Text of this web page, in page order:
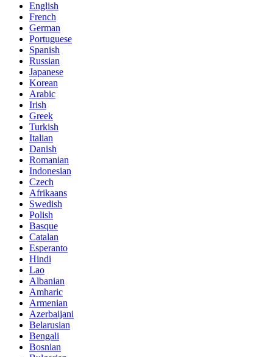
English
French
German
Portuguese
Spanish
Russian
Japanese
Korean
Arabic
Irish
Greek
Turkish
Italian
Danish
Romanian
Indonesian
Czech
Afrikaans
Swedish
Polish
Basque
Catalan
Esperanto
Hindi
Lao
Albanian
Amharic
Armenian
Azerbaijani
Belarusian
Bengali
Bosnian